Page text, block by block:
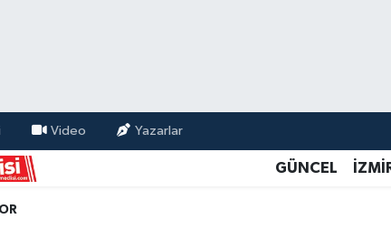
Video Yazarlar
GÜNCEL